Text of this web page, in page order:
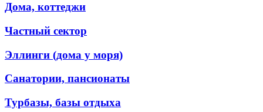
Дома, коттеджи
Частный сектор
Эллинги (дома у моря)
Санатории, пансионаты
Турбазы, базы отдыха